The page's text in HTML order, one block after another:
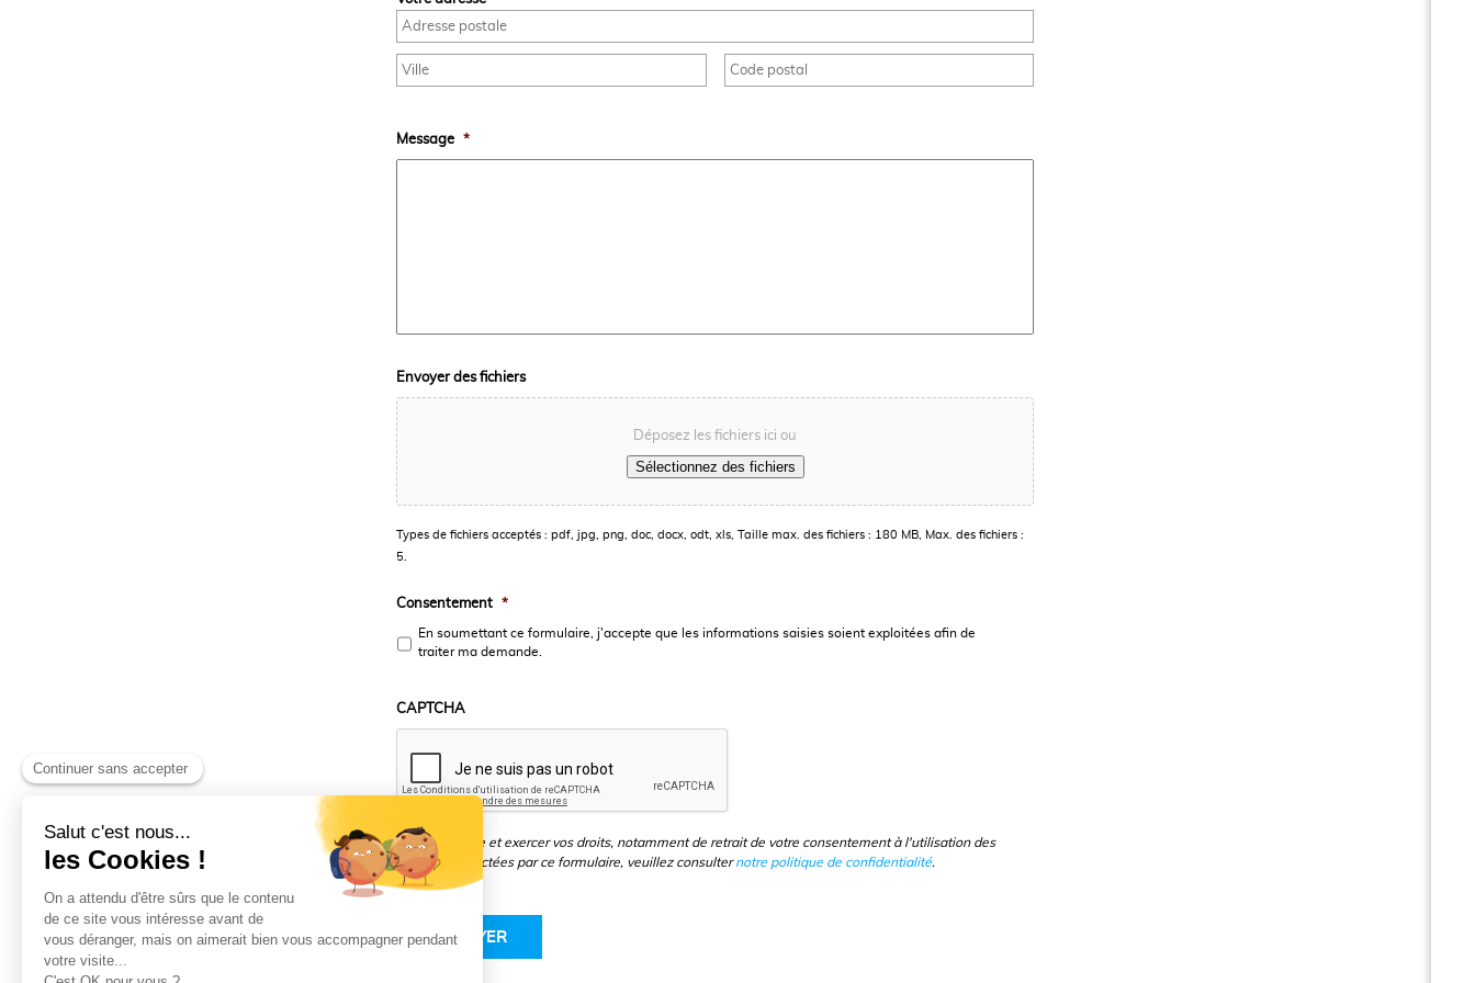
Message *
Envoyer des fichiers
Déposez les fichiers ici ou
Sélectionnez des fichiers
Types de fichiers acceptés : pdf, jpg, png, doc, docx, odt, xls, Taille max. des fichiers : 180 MB, Max. des fichiers :
5.
Consentement *
En soumettant ce formulaire, j'accepte que les informations saisies soient exploitées afin de
traiter ma demande.
CAPTCHA
Pour connaître et exercer vos droits, notamment de retrait de votre consentement à l'utilisation des
données collectées par ce formulaire, veuillez consulternotre politique de confidentialité.